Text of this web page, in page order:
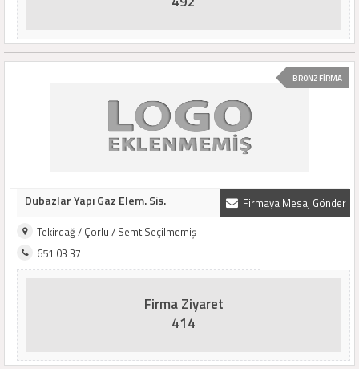
BRONZ FİRMA
Firmaya Mesaj Gönder
Dubazlar Yapı Gaz Elem. Sis.
Tekirdağ / Çorlu / Semt Seçilmemiş
651 03 37
Firma Ziyaret
414